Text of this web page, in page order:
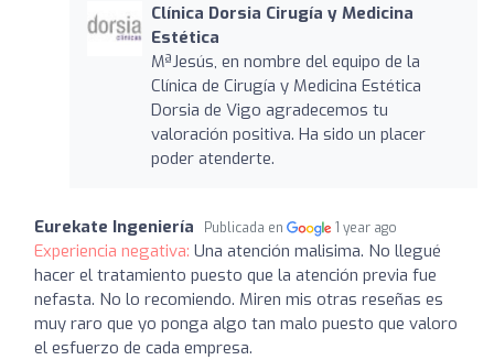
Clínica Dorsia Cirugía y Medicina
Estética
MªJesús, en nombre del equipo de la
Clínica de Cirugía y Medicina Estética
Dorsia de Vigo agradecemos tu
valoración positiva. Ha sido un placer
poder atenderte.
Eurekate Ingeniería Publicada en 1 year ago
Experiencia negativa: Una atención malisima. No llegué
hacer el tratamiento puesto que la atención previa fue
nefasta. No lo recomiendo. Miren mis otras reseñas es
muy raro que yo ponga algo tan malo puesto que valoro
el esfuerzo de cada empresa.